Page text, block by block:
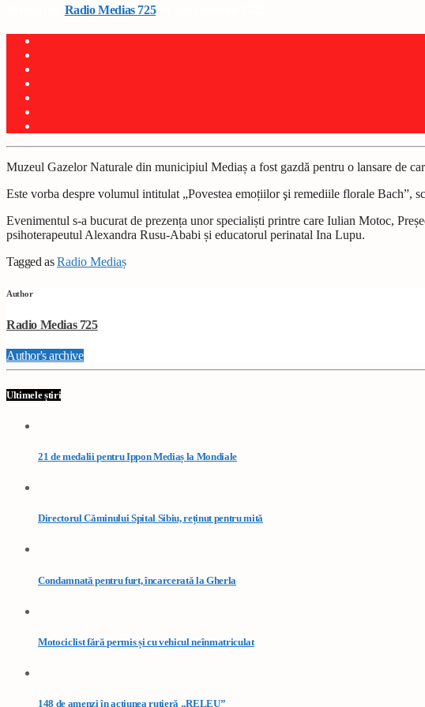
Radio Medias 725on 4 septembrie 2025
Muzeul Gazelor Naturale din municipiul Mediaș a fost gazdă pentru o lansare de
Este vorba despre volumul intitulat „Povestea emoțiilor şi remediile florale Bach”,
Evenimentul s-a bucurat de prezența unor specialiști printre care Iulian Motoc,
psihoterapeutul Alexandra Rusu-Ababi și educatorul perinatal Ina Lupu.
Tagged asRadio Mediaș
Author
Radio Medias 725
Author's archive
Ultimele știri
21 de medalii pentru Ippon Mediaș la Mondiale
Directorul Căminului Spital Sibiu, reținut pentru mită
Condamnată pentru furt, încarcerată la Gherla
Motociclist fără permis și cu vehicul neînmatriculat
148 de amenzi în acțiunea rutieră „RELEU”